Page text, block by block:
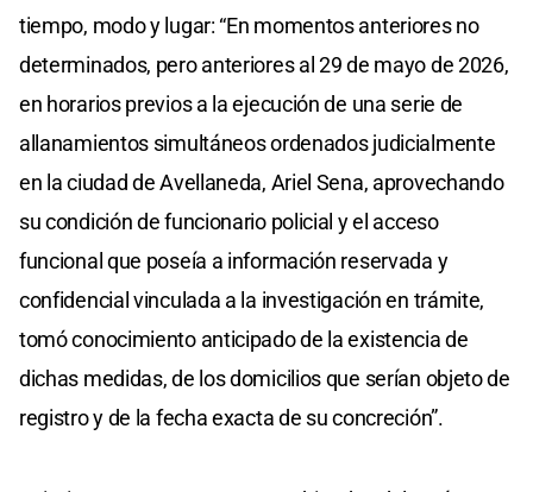
tiempo, modo y lugar: “En momentos anteriores no
determinados, pero anteriores al 29 de mayo de 2026,
en horarios previos a la ejecución de una serie de
allanamientos simultáneos ordenados judicialmente
en la ciudad de Avellaneda, Ariel Sena, aprovechando
su condición de funcionario policial y el acceso
funcional que poseía a información reservada y
confidencial vinculada a la investigación en trámite,
tomó conocimiento anticipado de la existencia de
dichas medidas, de los domicilios que serían objeto de
registro y de la fecha exacta de su concreción”.